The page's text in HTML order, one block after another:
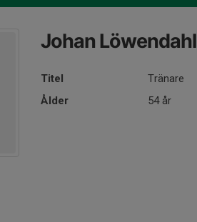
Johan Löwendahl
Titel
Tränare
Ålder
54 år